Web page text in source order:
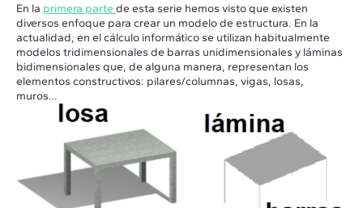
En la primera parte de esta serie hemos visto que existen
diversos enfoque para crear un modelo de estructura. En la
actualidad, en el cálculo informático se utilizan habitualmente
modelos tridimensionales de barras unidimensionales y láminas
bidimensionales que, de alguna manera, representan los
elementos constructivos: pilares/columnas, vigas, losas,
muros…